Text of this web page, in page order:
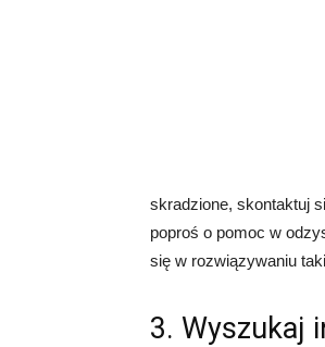
skradzione, skontaktuj
poproś o pomoc w
się w rozwiązywaniu
3. Wyszukaj